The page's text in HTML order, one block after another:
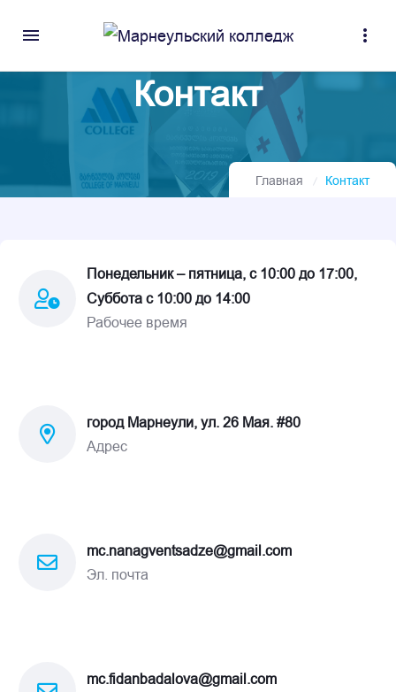
menu more_vert
Контакт
Главная Контакт
Понедельник – пятница, с 10:00 до 17:00,
Суббота с 10:00 до 14:00
Рабочее время
город Марнеули, ул. 26 Мая. #80
Адрес
mc.nanagventsadze@gmail.com
Эл. почта
mc.fidanbadalova@gmail.com